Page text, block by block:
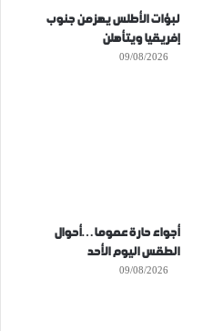
لبؤات الأطلس يهزمن جنوب
إفريقيا ويتأهلن
09/08/2026
أجواء حارة عموما…أحوال
الطقس اليوم الأحد
09/08/2026